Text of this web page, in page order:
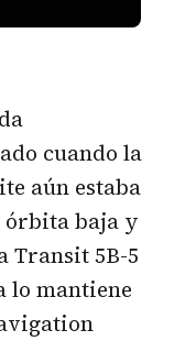
cuando la
aún estaba
órbita baja y
Transit 5B-5
lo mantiene